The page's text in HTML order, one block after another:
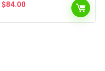
$84.00